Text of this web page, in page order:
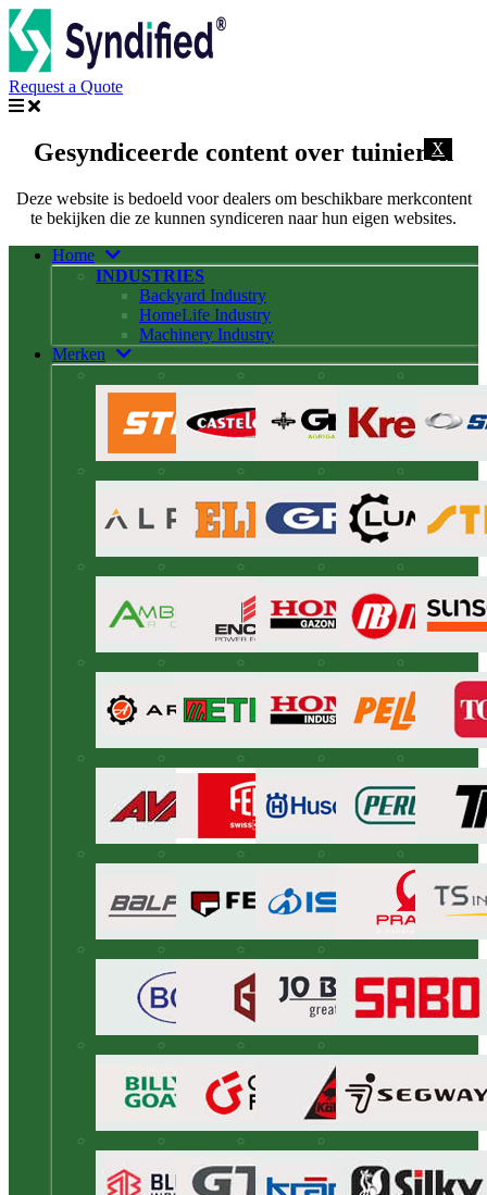
Request a Quote
X
Gesyndiceerde content over tuinieren
Deze website is bedoeld voor dealers om beschikbare merkcontent
te bekijken die ze kunnen syndiceren naar hun eigen websites.
Home
INDUSTRIES
Backyard Industry
HomeLife Industry
Machinery Industry
Merken